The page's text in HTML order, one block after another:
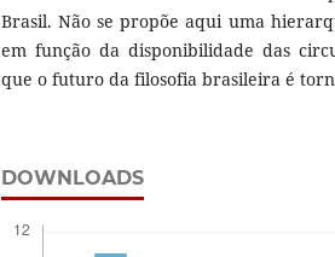
Brasil. Não se propõe aqui uma
em função da disponibilidade das
que o futuro da filosofia brasileira é
DOWNLOADS